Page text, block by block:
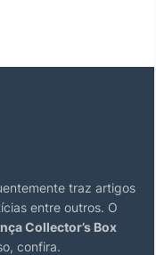
traz artigos
entre outros. O
Collector’s Box
confira.